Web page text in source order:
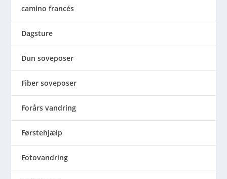
camino francés
Dagsture
Dun soveposer
Fiber soveposer
Forårs vandring
Førstehjælp
Fotovandring